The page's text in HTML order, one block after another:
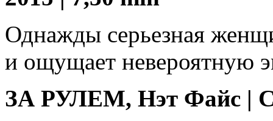
Однажды серьезная
и ощущает невероятную
ЗА РУЛЕМ, Нэт Файс |